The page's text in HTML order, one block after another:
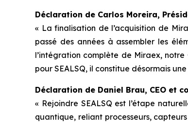
Déclaration de Carlos Moreira,
« La finalisation de l’acquisition de
passé des années à assembler les
l’intégration complète de Miraex,
pour SEALSQ, il constitue désormais
Déclaration de Daniel Brau, CEO et
« Rejoindre SEALSQ est l’étape
quantique, reliant processeurs,